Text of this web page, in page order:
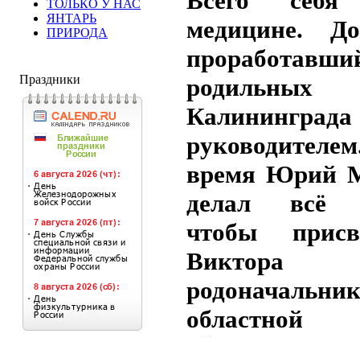
ТОЛЬКО У НАС
ЯНТАРЬ
ПРИРОДА
Праздники
медицине.
время Юрий
делал всё
чтобы
Виктора
областной